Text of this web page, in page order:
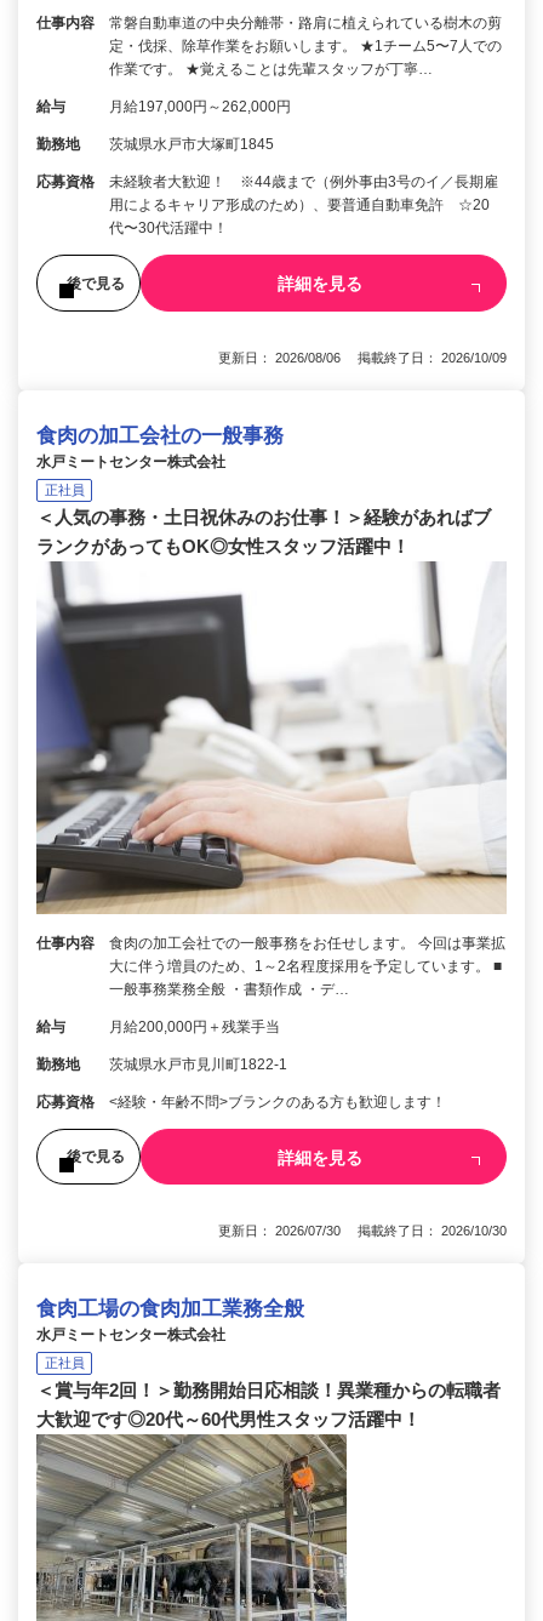
仕事内容
常磐自動車道の中央分離帯・路肩に植えられている樹木の剪
定・伐採、除草作業をお願いします。 ★1チーム5〜7人での
作業です。 ★覚えることは先輩スタッフが丁寧…
給与 月給197,000円～262,000円
勤務地 茨城県水戸市大塚町1845
応募資格
未経験者大歓迎！ ※44歳まで（例外事由3号のイ／長期雇
用によるキャリア形成のため）、要普通自動車免許 ☆20
代〜30代活躍中！
後で見る 詳細を見る
更新日： 2026/08/06 掲載終了日： 2026/10/09
食肉の加工会社の一般事務
水戸ミートセンター株式会社
正社員
＜人気の事務・土日祝休みのお仕事！＞経験があればブ
ランクがあってもOK◎女性スタッフ活躍中！
仕事内容
食肉の加工会社での一般事務をお任せします。 今回は事業拡
大に伴う増員のため、1～2名程度採用を予定しています。 ■
一般事務業務全般 ・書類作成 ・デ…
給与 月給200,000円＋残業手当
勤務地 茨城県水戸市見川町1822-1
応募資格 <経験・年齢不問>ブランクのある方も歓迎します！
後で見る 詳細を見る
更新日： 2026/07/30 掲載終了日： 2026/10/30
食肉工場の食肉加工業務全般
水戸ミートセンター株式会社
正社員
＜賞与年2回！＞勤務開始日応相談！異業種からの転職者
大歓迎です◎20代～60代男性スタッフ活躍中！